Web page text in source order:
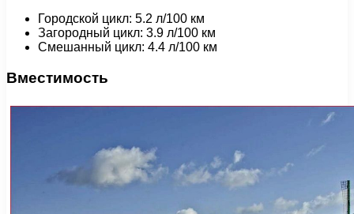
Городской цикл: 5.2 л/100 км
Загородный цикл: 3.9 л/100 км
Смешанный цикл: 4.4 л/100 км
Вместимость